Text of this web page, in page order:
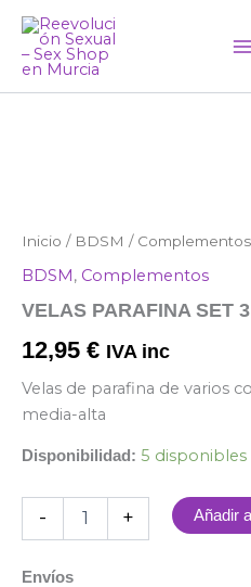
contenido
Inicio / BDSM / Complementos
BDSM, Complementos
VELAS PARAFINA SET 3
12,95 € IVA inc
Velas de parafina de varios
media-alta
Disponibilidad: 5 disponibles
-
VELAS
SET
3
+ Añadir
Envíos